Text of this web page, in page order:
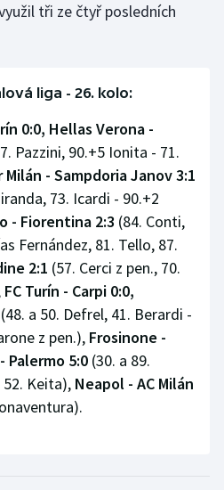
tři ze čtyř posledních
liga - 26. kolo:
0:0, Hellas Verona -
Pazzini, 90.+5 Ionita - 71.
- Sampdoria Janov 3:1
73. Icardi - 90.+2
- Fiorentina 2:3 (84. Conti,
Fernández, 81. Tello, 87.
2:1 (57. Cerci z pen., 70.
FC Turín - Carpi 0:0,
(48. a 50. Defrel, 41. Berardi -
z pen.), Frosinone -
Palermo 5:0 (30. a 89.
52. Keita), Neapol - AC Milán